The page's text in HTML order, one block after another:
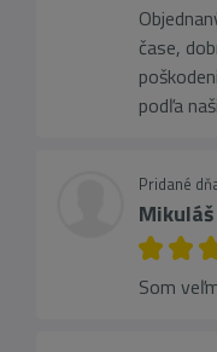
čase,
podľa
Pridané
Som